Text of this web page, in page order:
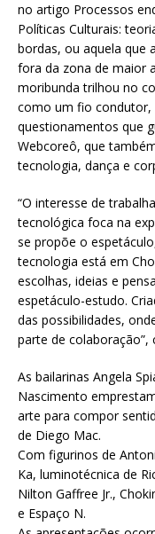
no artigo Processos
Políticas Culturais:
bordas, ou aquela que
fora da zona de maior
moribunda trilhou no
como um fio condutor,
questionamentos que
Webcoreô, que
tecnologia, dança e
“O interesse de
tecnológica foca na
se propõe o
tecnologia está em
escolhas, ideias e
espetáculo-estudo.
das possibilidades,
parte de colaboração”,
As bailarinas Angela
Nascimento
arte para compor
de Diego Mac.
Com figurinos de
Ka, luminotécnica de
Nilton Gaffree Jr.,
e Espaço N.